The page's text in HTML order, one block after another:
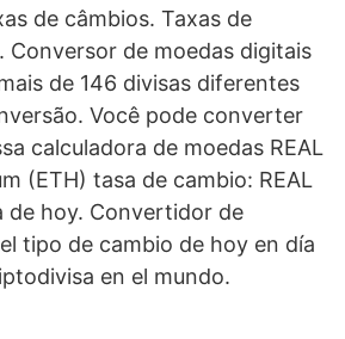
de câmbios. Taxas de
Conversor de moedas digitais
de 146 divisas diferentes
Você pode converter
calculadora de moedas REAL
(ETH) tasa de cambio: REAL
de hoy. Convertidor de
tipo de cambio de hoy en día
en el mundo.